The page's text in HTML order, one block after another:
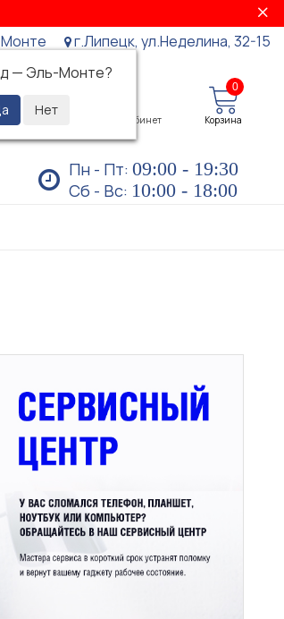
— Эль-Монте?
г.Липецк, ул.Неделина, 32-15
Личный кабинет
0
Корзина
Пн - Пт: 09:00 - 19:30
Сб - Вс: 10:00 - 18:00